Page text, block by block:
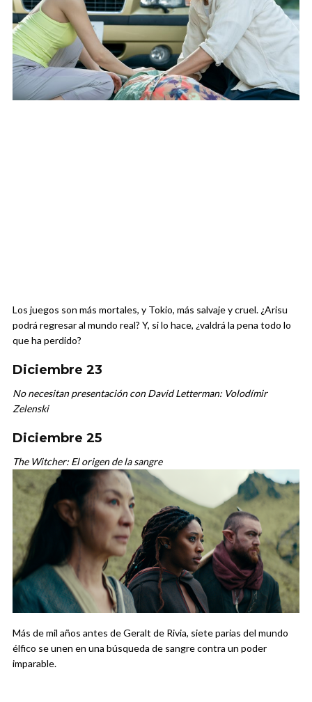
Los juegos son más mortales, y Tokio, más salvaje y cruel. ¿Arisu
podrá regresar al mundo real? Y, si lo hace, ¿valdrá la pena todo lo
que ha perdido?
Diciembre 23
No necesitan presentación con David Letterman: Volodímir
Zelenski
Diciembre 25
The Witcher: El origen de la sangre
Más de mil años antes de Geralt de Rivia, siete parias del mundo
élfico se unen en una búsqueda de sangre contra un poder
imparable.